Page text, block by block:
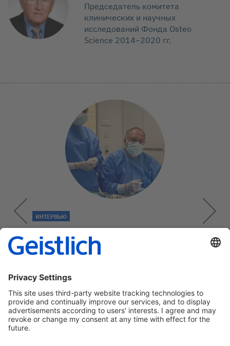
Председатель комитета
клинических и научных
исследований Фонда Osteo
Science 2014–2020 гг.
ИНТЕРВЬЮ
«Никто не хочет прятать
свою улыбку»